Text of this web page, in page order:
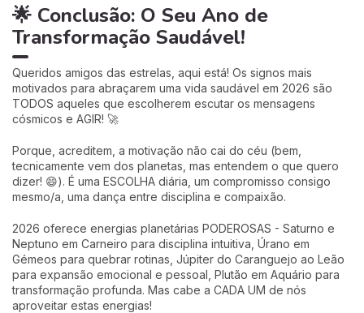
🌟 Conclusão: O Seu Ano de
Transformação Saudável!
Queridos amigos das estrelas, aqui está! Os signos mais
motivados para abraçarem uma vida saudável em 2026 são
TODOS aqueles que escolherem escutar os mensagens
cósmicos e AGIR! 🚀
Porque, acreditem, a motivação não cai do céu (bem,
tecnicamente vem dos planetas, mas entendem o que quero
dizer! 😄). É uma ESCOLHA diária, um compromisso consigo
mesmo/a, uma dança entre disciplina e compaixão.
2026 oferece energias planetárias PODEROSAS - Saturno e
Neptuno em Carneiro para disciplina intuitiva, Úrano em
Gémeos para quebrar rotinas, Júpiter do Caranguejo ao Leão
para expansão emocional e pessoal, Plutão em Aquário para
transformação profunda. Mas cabe a CADA UM de nós
aproveitar estas energias!